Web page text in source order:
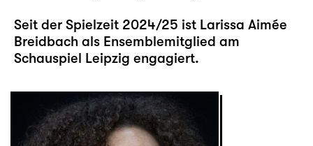
Seit der Spielzeit 2024/25 ist Larissa Aimée
Breidbach als Ensemblemitglied am
Schauspiel Leipzig engagiert.